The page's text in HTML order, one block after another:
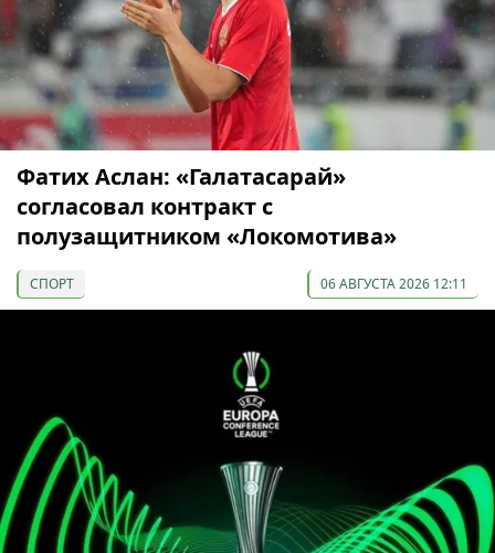
Фатих Аслан: «Галатасарай»
согласовал контракт с
полузащитником «Локомотива»
СПОРТ 06 АВГУСТА 2026 12:11